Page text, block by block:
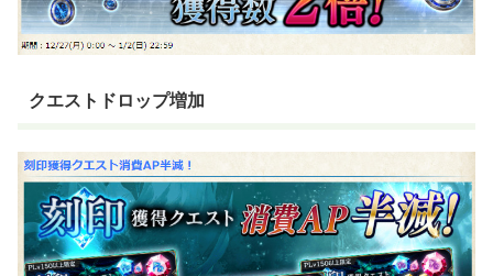
クエストドロップ増加